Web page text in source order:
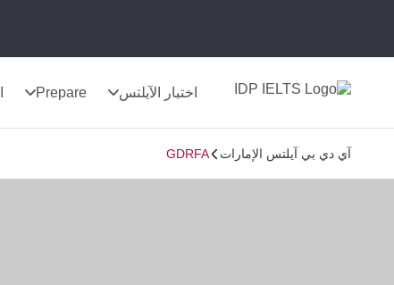
اختبار الآيلتس Prepare
آي دي بي آيلتس الإمارات GDRFA